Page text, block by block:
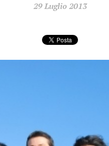
29 Luglio 2013